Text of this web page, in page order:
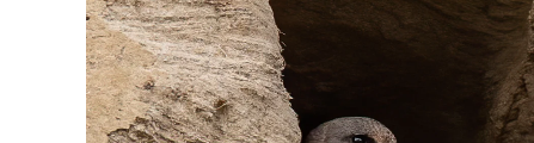
Ansehen